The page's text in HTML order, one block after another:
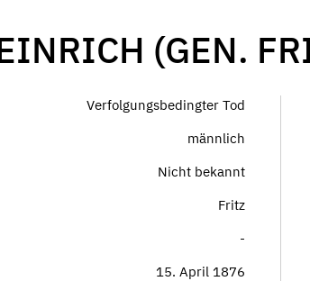
(GEN.
Verfolgungsbedingter Tod
männlich
Nicht bekannt
Fritz
-
15. April 1876